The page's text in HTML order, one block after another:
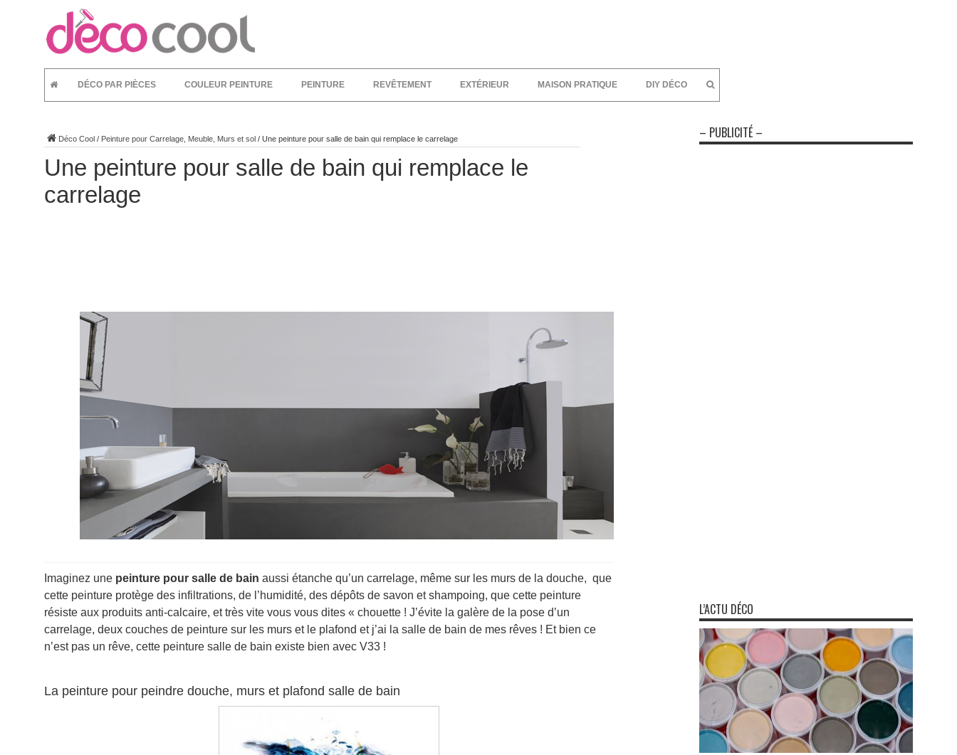
DÉCO PAR PIÈCES COULEUR PEINTURE PEINTURE REVÊTEMENT EXTÉRIEUR MAISON PRATIQUE DIY DÉCO
Déco Cool / Peinture pour Carrelage, Meuble, Murs et sol / Une peinture pour salle de bain qui remplace le carrelage
Une peinture pour salle de bain qui remplace le
carrelage
Imaginez une peinture pour salle de bain aussi étanche qu’un carrelage, même sur les murs de la douche, que
cette peinture protège des infiltrations, de l’humidité, des dépôts de savon et shampoing, que cette peinture
résiste aux produits anti-calcaire, et très vite vous vous dites « chouette ! J’évite la galère de la pose d’un
carrelage, deux couches de peinture sur les murs et le plafond et j’ai la salle de bain de mes rêves ! Et bien ce
n’est pas un rêve, cette peinture salle de bain existe bien avec V33 !
La peinture pour peindre douche, murs et plafond salle de bain
– PUBLICITÉ –
L’ACTU DÉCO